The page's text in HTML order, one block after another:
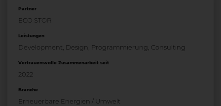
Partner
ECO STOR
Leistungen
Development, Design, Programmierung, Consulting
Vertrauensvolle Zusammenarbeit seit
2022
Branche
Erneuerbare Energien / Umwelt